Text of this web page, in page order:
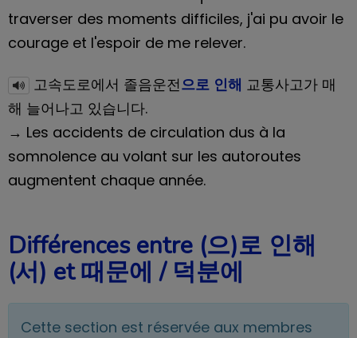
traverser des moments difficiles, j'ai pu avoir le
courage et l'espoir de me relever.
고속도로에서 졸음운전으로 인해 교통사고가 매
해 늘어나고 있습니다.
→ Les accidents de circulation dus à la
somnolence au volant sur les autoroutes
augmentent chaque année.
Différences entre (으)로 인해
(서) et 때문에 / 덕분에
Cette section est réservée aux membres